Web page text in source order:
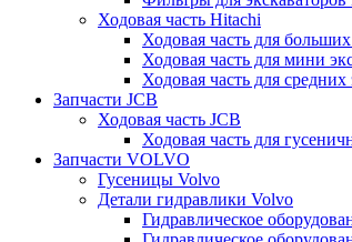
Ходовая часть Hitachi
Ходовая часть для
Ходовая часть для мини
Ходовая часть для
Запчасти JCB
Ходовая часть JCB
Ходовая часть для
Запчасти VOLVO
Гусеницы Volvo
Детали гидравлики Volvo
Гидравлическое